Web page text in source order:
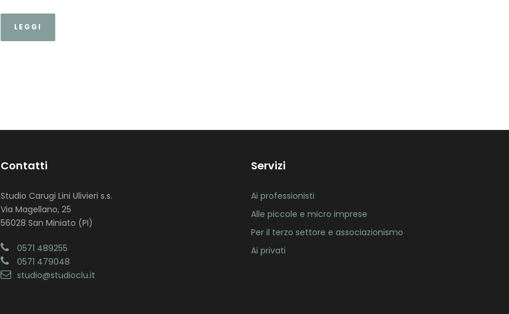
LEGGI
Contatti
Studio Carugi Lini Ulivieri s.s.
Via Magellano, 25
56028 San Miniato (PI)
0571 489255
0571 479048
studio@studioclu.it
Servizi
Ai professionisti
Alle piccole e micro imprese
Per il terzo settore e associazionismo
Ai privati